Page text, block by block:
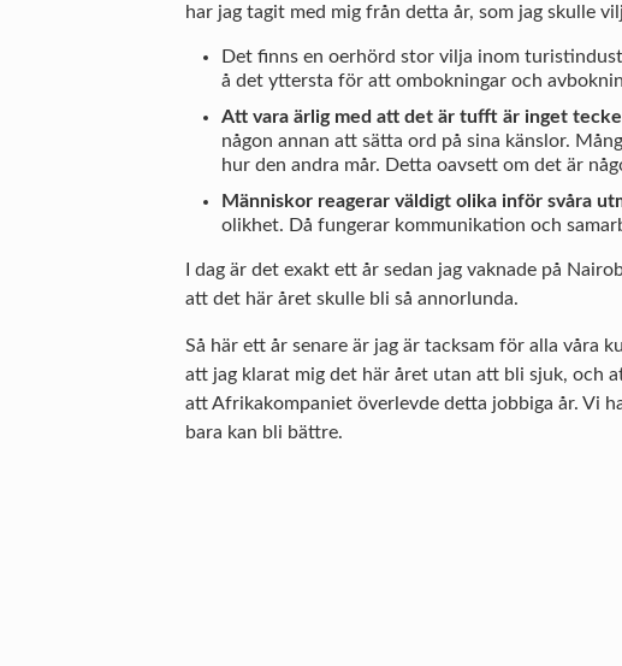
har jag tagit med mig från detta år, som jag skulle
Det finns en oerhörd stor vilja inom
å det yttersta för att ombokningar och
Att vara ärlig med att det är tufft är inget
någon annan att sätta ord på sina känslor.
hur den andra mår. Detta oavsett om det är
Människor reagerar väldigt olika inför svåra
olikhet. Då fungerar kommunikation och
I dag är det exakt ett år sedan jag vaknade på
att det här året skulle bli så annorlunda.
Så här ett år senare är jag är tacksam för alla våra
att jag klarat mig det här året utan att bli sjuk, och
att Afrikakompaniet överlevde detta jobbiga år. Vi
bara kan bli bättre.